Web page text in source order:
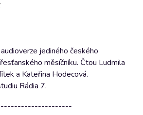
jediného českého
měsíčníku. Čtou Ludmila
a Kateřina Hodecová.
Rádia 7.